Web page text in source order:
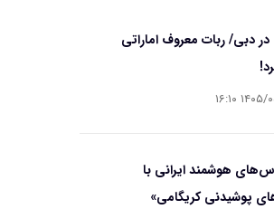
در دبی/ ربات معروف اماراتی
۱۴ ۱۶:۱۰
هوشمند ایرانی با
پوشیدنی کریگامی»